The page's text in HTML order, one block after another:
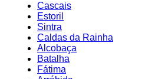
Cascais
Estoril
Sintra
Caldas da Rainha
Alcobaça
Batalha
Fátima